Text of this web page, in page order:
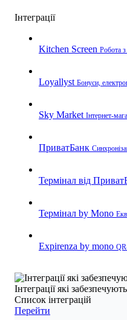
Інтеграції
Kitchen Screen Робота
Loyallyst Бонуси,
Sky Market Інтернет-
ПриватБанк
Термінал від
Термінал by Mono
Expirenza by mono
Інтеграції які
Список інтеграцій
Перейти